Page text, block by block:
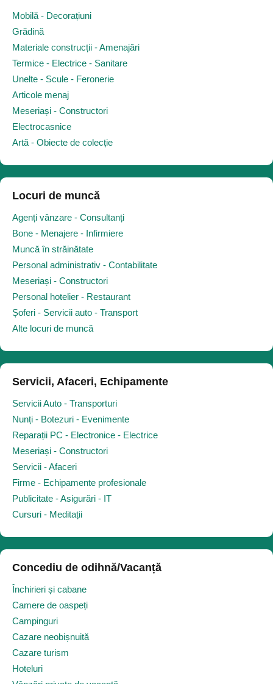
Mobilă - Decorațiuni
Grădină
Materiale construcții - Amenajări
Termice - Electrice - Sanitare
Unelte - Scule - Feronerie
Articole menaj
Meseriași - Constructori
Electrocasnice
Artă - Obiecte de colecție
Locuri de muncă
Agenți vânzare - Consultanți
Bone - Menajere - Infirmiere
Muncă în străinătate
Personal administrativ - Contabilitate
Meseriași - Constructori
Personal hotelier - Restaurant
Șoferi - Servicii auto - Transport
Alte locuri de muncă
Servicii, Afaceri, Echipamente
Servicii Auto - Transporturi
Nunți - Botezuri - Evenimente
Reparații PC - Electronice - Electrice
Meseriași - Constructori
Servicii - Afaceri
Firme - Echipamente profesionale
Publicitate - Asigurări - IT
Cursuri - Meditații
Concediu de odihnă/Vacanță
Închirieri și cabane
Camere de oaspeți
Campinguri
Cazare neobișnuită
Cazare turism
Hoteluri